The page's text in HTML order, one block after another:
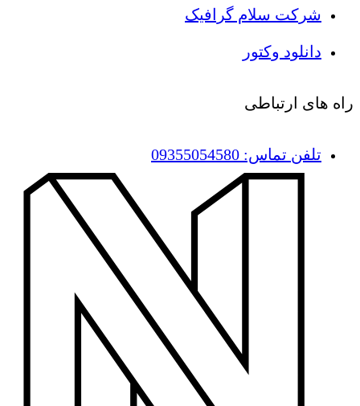
شرکت سلام گرافیک
دانلود وکتور
راه های ارتباطی
تلفن تماس: 09355054580